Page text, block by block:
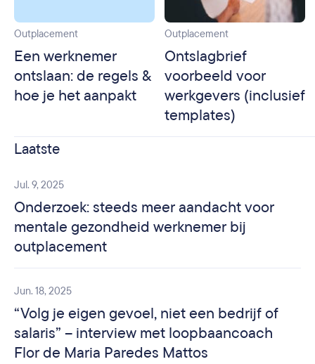
Outplacement
Een werknemer
ontslaan: de regels &
hoe je het aanpakt
Outplacement
Ontslagbrief
voorbeeld voor
werkgevers (inclusief
templates)
Laatste
Jul. 9, 2025
Onderzoek: steeds meer aandacht voor
mentale gezondheid werknemer bij
outplacement
Jun. 18, 2025
“Volg je eigen gevoel, niet een bedrijf of
salaris” – interview met loopbaancoach
Flor de Maria Paredes Mattos